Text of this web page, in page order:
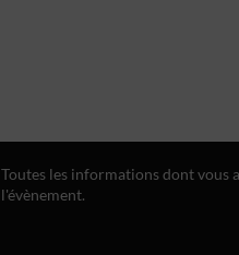
Toutes les informations dont vous
l'évènement.